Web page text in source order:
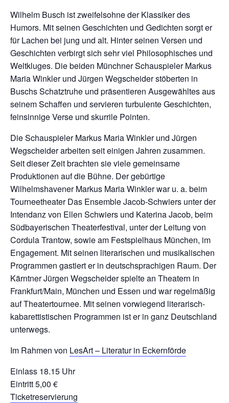
Wilhelm Busch ist zweifelsohne der Klassiker des
Humors. Mit seinen Geschichten und Gedichten sorgt er
für Lachen bei jung und alt. Hinter seinen Versen und
Geschichten verbirgt sich sehr viel Philosophisches und
Weltkluges. Die beiden Münchner Schauspieler Markus
Maria Winkler und Jürgen Wegscheider stöberten in
Buschs Schatztruhe und präsentieren Ausgewähltes aus
seinem Schaffen und servieren turbulente Geschichten,
feinsinnige Verse und skurrile Pointen.
Die Schauspieler Markus Maria Winkler und Jürgen
Wegscheider arbeiten seit einigen Jahren zusammen.
Seit dieser Zeit brachten sie viele gemeinsame
Produktionen auf die Bühne. Der gebürtige
Wilhelmshavener Markus Maria Winkler war u. a. beim
Tourneetheater Das Ensemble Jacob-Schwiers unter der
Intendanz von Ellen Schwiers und Katerina Jacob, beim
Südbayerischen Theaterfestival, unter der Leitung von
Cordula Trantow, sowie am Festspielhaus München, im
Engagement. Mit seinen literarischen und musikalischen
Programmen gastiert er in deutschsprachigen Raum. Der
Kärntner Jürgen Wegscheider spielte an Theatern in
Frankfurt/Main, München und Essen und war regelmäßig
auf Theatertournee. Mit seinen vorwiegend literarisch-
kabarettistischen Programmen ist er in ganz Deutschland
unterwegs.
Im Rahmen von LesArt – Literatur in Eckernförde
Einlass 18.15 Uhr
Eintritt 5,00 €
Ticketreservierung